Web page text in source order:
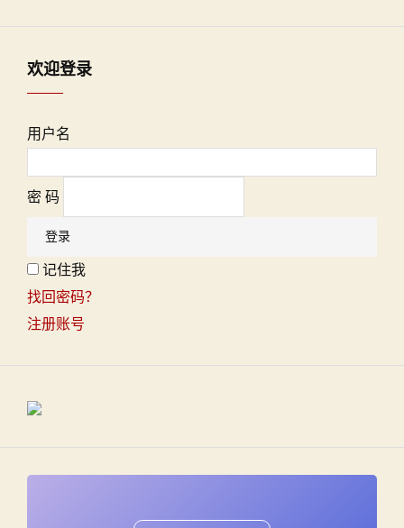
欢迎登录
用户名
密 码
记住我
找回密码？
注册账号